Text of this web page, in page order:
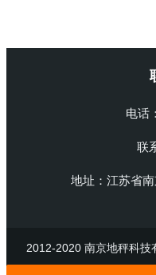
电话
联
地址：江苏省
2012-2020 南京地秤科